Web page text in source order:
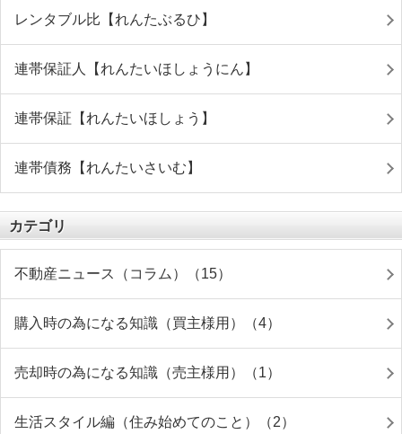
レンタブル比【れんたぶるひ】
連帯保証人【れんたいほしょうにん】
連帯保証【れんたいほしょう】
連帯債務【れんたいさいむ】
カテゴリ
不動産ニュース（コラム）（15）
購入時の為になる知識（買主様用）（4）
売却時の為になる知識（売主様用）（1）
生活スタイル編（住み始めてのこと）（2）